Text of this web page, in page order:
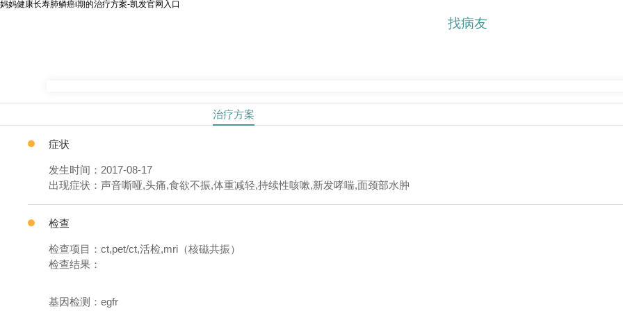
妈妈健康长寿肺鳞癌i期的治疗方案-凯发官网入口
找病友
治疗方案
症状
发生时间：2017-08-17
出现症状：声音嘶哑,头痛,食欲不振,体重减轻,持续性咳嗽,新发哮喘,面颈部水肿
检查
检查项目：ct,pet/ct,活检,mri（核磁共振）
检查结果：
基因检测：egfr